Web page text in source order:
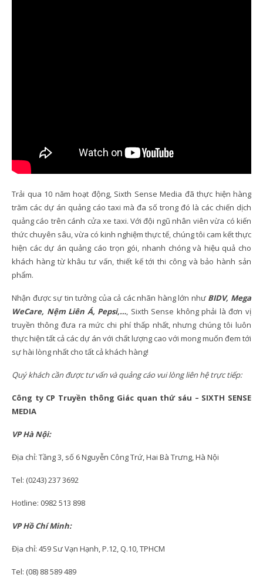
Trải qua 10 năm hoạt động, Sixth Sense Media đã thực hiện hàng
trăm các dự án quảng cáo taxi mà đa số trong đó là các chiến dịch
quảng cáo trên cánh cửa xe taxi. Với đội ngũ nhân viên vừa có kiến
thức chuyên sâu, vừa có kinh nghiệm thực tế, chúng tôi cam kết thực
hiện các dự án quảng cáo trọn gói, nhanh chóng và hiệu quả cho
khách hàng từ khâu tư vấn, thiết kế tới thi công và bảo hành sản
phẩm.
Nhận được sự tin tưởng của cả các nhãn hàng lớn như BIDV, Mega
WeCare, Nệm Liên Á, Pepsi,…, Sixth Sense không phải là đơn vị
truyền thông đưa ra mức chi phí thấp nhất, nhưng chúng tôi luôn
thực hiện tất cả các dự án với chất lượng cao với mong muốn đem tới
sự hài lòng nhất cho tất cả khách hàng!
Quý khách cần được tư vấn và quảng cáo vui lòng liên hệ trực tiếp:
Công ty CP Truyền thông Giác quan thứ sáu – SIXTH SENSE
MEDIA
VP Hà Nội:
Địa chỉ: Tầng 3, số 6 Nguyễn Công Trứ, Hai Bà Trưng, Hà Nội
Tel: (0243) 237 3692
Hotline: 0982 513 898
VP Hồ Chí Minh:
Địa chỉ: 459 Sư Vạn Hạnh, P.12, Q.10, TPHCM
Tel: (08) 88 589 489